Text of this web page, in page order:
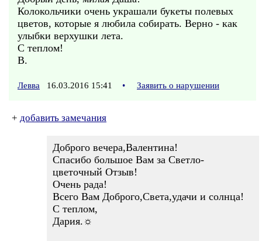
Колокольчики очень украшали букеты полевых
цветов, которые я любила собирать. Верно - как
улыбки верхушки лета.
С теплом!
В.
Левва 16.03.2016 15:41 • Заявить о нарушении
+ добавить замечания
Доброго вечера,Валентина!
Спасибо большое Вам за Светло-
цветочный Отзыв!
Очень рада!
Всего Вам Доброго,Света,удачи и солнца!
С теплом,
Дария.☼